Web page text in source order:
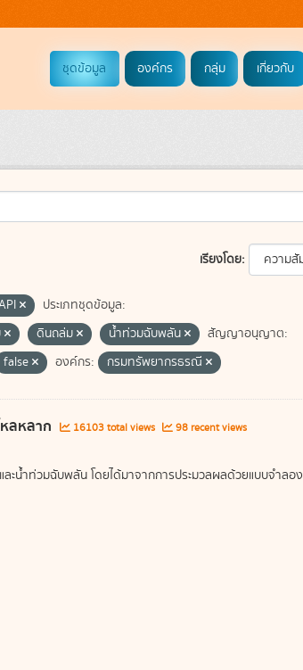
ชุดข้อมูล องค์กร กลุ่ม เกี่ยวกับ
เรียงโดย
ประเภทชุดข้อมูล:
ดินถล่ม น้ำท่วมฉับพลัน
สัญญาอนุญาต:
false องค์กร: กรมทรัพยากรธรณี
ลหลาก 16103 total views 98 recent views
น้ำท่วมฉับพลัน โดยได้มาจากการประมวลผลด้วยแบบจำลอง